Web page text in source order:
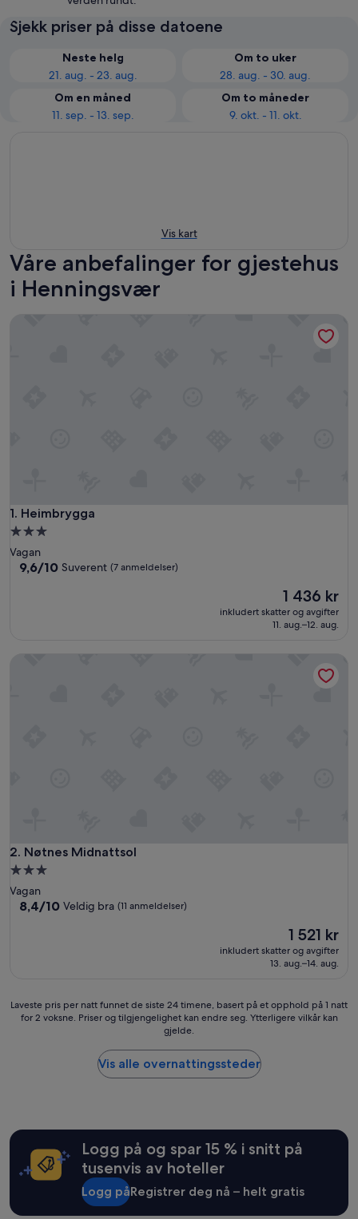
Sjekk priser på disse datoene
Neste helg
21. aug. - 23. aug.
Om to uker
28. aug. - 30. aug.
Om en måned
11. sep. - 13. sep.
Om to måneder
9. okt. - 11. okt.
Vis kart
Våre anbefalinger for gjestehus
i Henningsvær
1. Heimbrygga
Heimbrygga
Overnattingssted
med
3.0
Vagan
9.6
9,6/10 Suverent (7 anmeldelser)
Prisen
1 436 kr
1 436 kr
inkludert skatter og avgifter
11. aug.–12. aug.
2. Nøtnes Midnattsol
Nøtnes Midnattsol
Overnattingssted
med
3.0
Vagan
8.4
8,4/10 Veldig bra (11 anmeldelser)
Prisen
er
1 521 kr
1 521 kr
inkludert skatter og avgifter
13. aug.–14. aug.
Laveste
pris
basert
opphold
1
Laveste pris per natt funnet de siste 24 timene, basert på et opphold på 1 natt
for 2 voksne. Priser og tilgjengelighet kan endre seg. Ytterligere vilkår kan
gjelde.
Vis alle overnattingssteder
Logg på og spar 15 % i snitt på
tusenvis av hoteller
Logg påRegistrer deg nå – helt gratis